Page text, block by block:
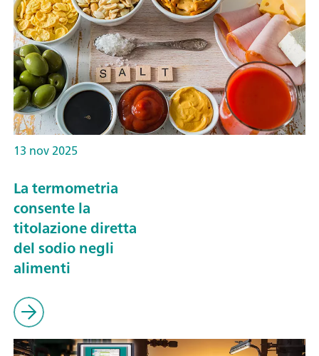
13 nov 2025
La termometria
consente la
titolazione diretta
del sodio negli
alimenti